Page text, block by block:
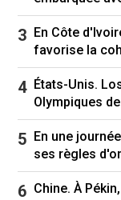
En Côte
favorise la
États-Unis.
Olympiques
En une
ses règles
Chine. À